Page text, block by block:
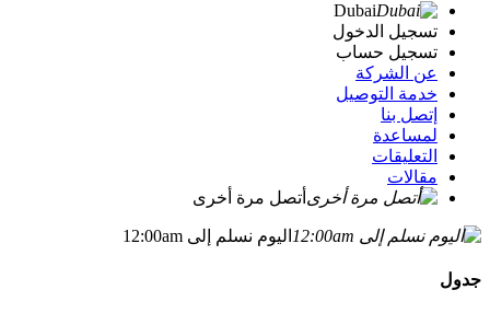
Dubai
تسجيل الدخول
تسجيل حساب
عن الشركة
خدمة التوصيل
إتصل بنا
لمساعدة
التعليقات
مقالات
أتصل مرة أخرى
اليوم نسلم إلى 12:00am
جدول